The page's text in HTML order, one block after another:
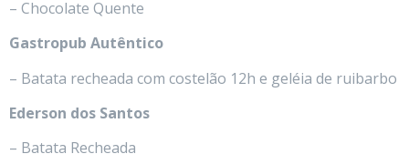
– Chocolate Quente
Gastropub Autêntico
– Batata recheada com costelão 12h e geléia de ruibarbo
Ederson dos Santos
– Batata Recheada